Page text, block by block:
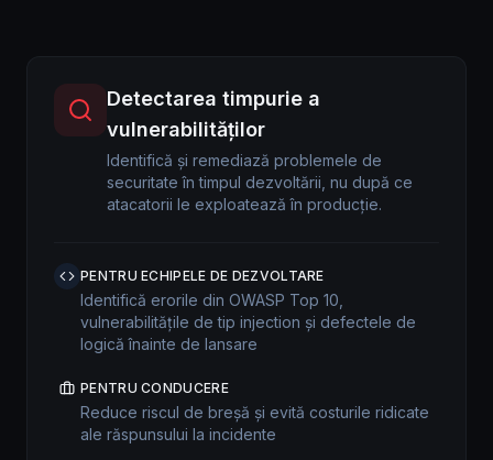
Detectarea timpurie a
vulnerabilităților
Identifică și remediază problemele de
securitate în timpul dezvoltării, nu după ce
atacatorii le exploatează în producție.
PENTRU ECHIPELE DE DEZVOLTARE
Identifică erorile din OWASP Top 10,
vulnerabilitățile de tip injection și defectele de
logică înainte de lansare
PENTRU CONDUCERE
Reduce riscul de breșă și evită costurile ridicate
ale răspunsului la incidente